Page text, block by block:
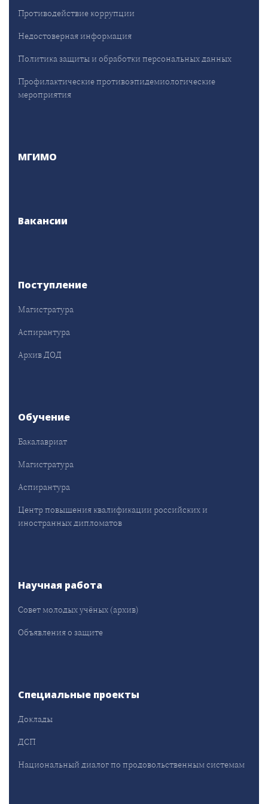
Противодействие коррупции
Недостоверная информация
Политика защиты и обработки персональных данных
Профилактические противоэпидемиологические
мероприятия
МГИМО
Вакансии
Поступление
Магистратура
Аспирантура
Архив ДОД
Обучение
Бакалавриат
Магистратура
Аспирантура
Центр повышения квалификации российских и
иностранных дипломатов
Научная работа
Совет молодых учёных (архив)
Объявления о защите
Специальные проекты
Доклады
ДСП
Национальный диалог по продовольственным системам